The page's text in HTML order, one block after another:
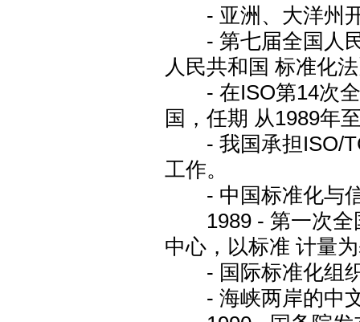
- 亚洲、大洋州开
- 第七届全国人民
人民共和国 标准化
- 在ISO第14次全
国，任期 从1989年
- 我国承担ISO/
工作。
- 中国标准化与信
1989 - 第一次全
中心，以标准 计量
- 国际标准化组织
- 海峡两岸的中文